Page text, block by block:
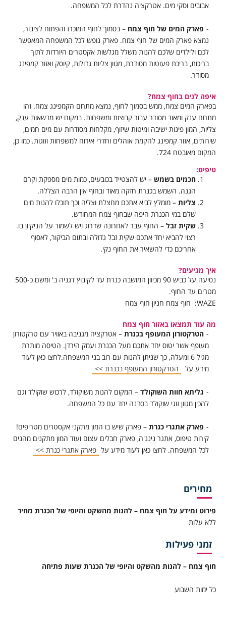
אבובים וסקי מים. אטרקציה נהדרת לכל המשפחה.
פארק המים של חוף צמח – בסמוך לחוף המוכרז והפתוח לציבור,
נמצא פארק המים של חוף צמח. פארק נופש לכל המשפחה המאפשר
לכם ולילדים שלכם להנות משלל מגלשות אקסטרים היורדות לתוך
בריכות, בריכת פעוטות מסודרת, מגוון צליות גדולות, קיוסק ואזור קמפינג
מסודר.
איפה לנים בחוף צמח?
בפארק המים צמח, ממש בסמוך לחוף, נמצא מתחם הקמפינג צמח. זהו
מתחם ענק ומאוד מסודר עבור קבוצות ומשפחות. במקום יש מדשאות ענק,
צליות, המון פינות ישיבה ומיטות שיזוף, מקלחות מסודרות עם מים חמים,
שירותים, אזור קמפינג להקמת אוהלים וחדרי אירוח למשפחות וזוגות. כמו כן,
המקום מאובטח 724.
טיפים:
חכמים בשמש – יש להצטייד בכובעים, כמות מים מספקת וקרם
הגנה. השמש בכנרת חזקה מאוד ובחוף אין הרבה הצללה.
צליות – מומלץ לביא אתכם מחצלת וצליה וכך תוכלו להנות מים
שלם במי הכנרת היפה שבחוף צמח המחודש.
שקית זבל – החוף עבר לאחרונה שדרוג ויש לשמור על הניקיון בו.
רצוי להביא יחד אתכם שקית זבל גדולה ובתום הביקור, לאסוף
אחריכם כדי להשאיר את החוף נקי.
איך מגיעים?
נסיעה על כביש 90 מכיוון המושבה כנרת עד לקיבוץ דגניה ב' ומשם כ-500
מטרים עד החוף.
WAZE: חוף צמח חניון חוף צמח
מה עוד תמצאו באזור חוף צמח
הטרקטורון המעופף בכנרת – אטרקציה מגניבה באוויר עם טרקטורון
מעופף אשר יטוס יחד אתכם מעל הכנרת ועמק הירדן. הטיסה מותרת
מגיל 6 ומעלה, כך שניתן להנות עם רוב בני המשפחה.לחצו כאן לעוד
מידע על
הטרקטורון המעופף בכנרת >>
גליתא חוות השוקולד – המקום להנות משוקולד, לרכוש שוקולד וגם
להכין מגוון זוגי שוקולד בסדנה יחד עם כל המשפחה.
פארק אתגרי כנרת – פארק שיש בו המון מתקני אקסטרים מטריפים!
קירות טיפוס, אתגר נינג'ה, פארק חבלים עצום ועוד המון מתקנים מהנים
לכל המשפחה. לחצו כאן לעוד מידע על פארק אתגרי כנרת >>
מחירים
פירוט ומידע על חוף צמח – להנות מהשקט והיופי של הכנרת מחיר
ללא עלות
זמני פעילות
חוף צמח – להנות מהשקט והיופי של הכנרת שעות פתיחה
כל ימות השבוע